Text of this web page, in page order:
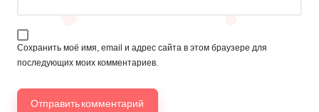
Сохранить моё имя, email и адрес сайта в этом браузере для
последующих моих комментариев.